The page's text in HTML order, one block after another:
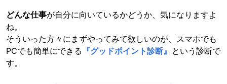
どんな仕事が自分に向いているかどうか、気になりますよ
ね。
そういった方々にまずやってみて欲しいのが、スマホでも
PCでも簡単にできる 『グッドポイント診断』 という診断で
す。